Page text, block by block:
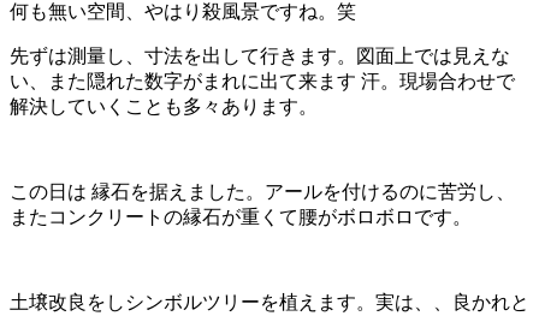
何も無い空間、やはり殺風景ですね。笑
先ずは測量し、寸法を出して行きます。図面上では見えな
い、また隠れた数字がまれに出て来ます 汗。現場合わせで
解決していくことも多々あります。
この日は 縁石を据えました。アールを付けるのに苦労し、
またコンクリートの縁石が重くて腰がボロボロです。
土壌改良をしシンボルツリーを植えます。実は、、良かれと